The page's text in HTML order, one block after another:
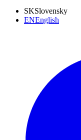
SKSlovensky
ENEnglish